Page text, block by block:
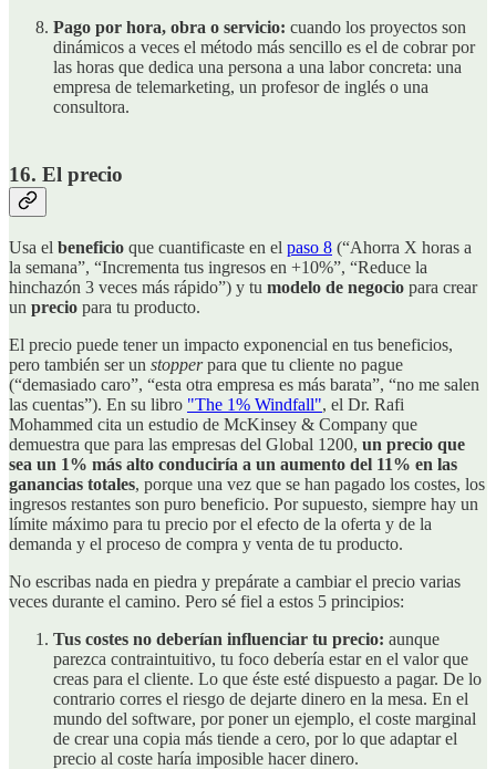
Pago por hora, obra o servicio: cuando los proyectos son
dinámicos a veces el método más sencillo es el de cobrar por
las horas que dedica una persona a una labor concreta: una
empresa de telemarketing, un profesor de inglés o una
consultora.
16. El precio
Usa el beneficio que cuantificaste en el paso 8 (“Ahorra X horas a
la semana”, “Incrementa tus ingresos en +10%”, “Reduce la
hinchazón 3 veces más rápido”) y tu modelo de negocio para crear
un precio para tu producto.
El precio puede tener un impacto exponencial en tus beneficios,
pero también ser un stopperpara que tu cliente no pague
(“demasiado caro”, “esta otra empresa es más barata”, “no me salen
las cuentas”). En su libro "The 1% Windfall", el Dr. Rafi
Mohammed cita un estudio de McKinsey & Company que
demuestra que para las empresas del Global 1200, un precio que
sea un 1% más alto conduciría a un aumento del 11% en las
ganancias totales, porque una vez que se han pagado los costes, los
ingresos restantes son puro beneficio. Por supuesto, siempre hay un
límite máximo para tu precio por el efecto de la oferta y de la
demanda y el proceso de compra y venta de tu producto.
No escribas nada en piedra y prepárate a cambiar el precio varias
veces durante el camino. Pero sé fiel a estos 5 principios:
Tus costes no deberían influenciar tu precio: aunque
parezca contraintuitivo, tu foco debería estar en el valor que
creas para el cliente. Lo que éste esté dispuesto a pagar. De lo
contrario corres el riesgo de dejarte dinero en la mesa. En el
mundo del software, por poner un ejemplo, el coste marginal
de crear una copia más tiende a cero, por lo que adaptar el
precio al coste haría imposible hacer dinero.